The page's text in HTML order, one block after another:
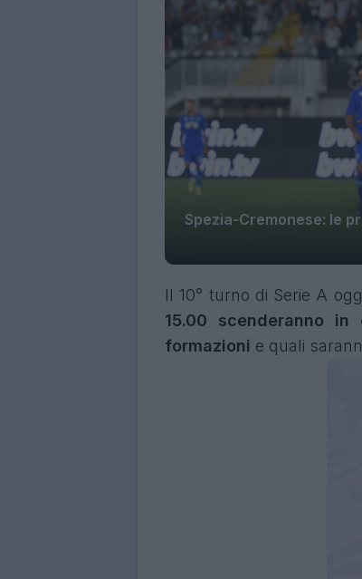
Spezia-Cremonese: le
Il 10° turno di Serie A
15.00 scenderanno in
formazioni e quali